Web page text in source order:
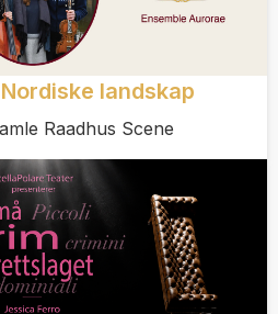
landskap
Raadhus Scene